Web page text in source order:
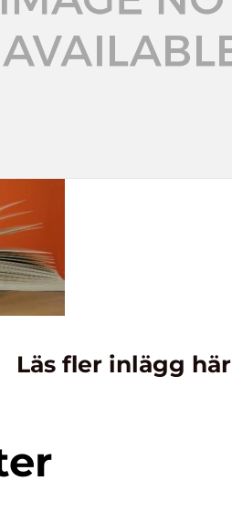
Läs fler inlägg här